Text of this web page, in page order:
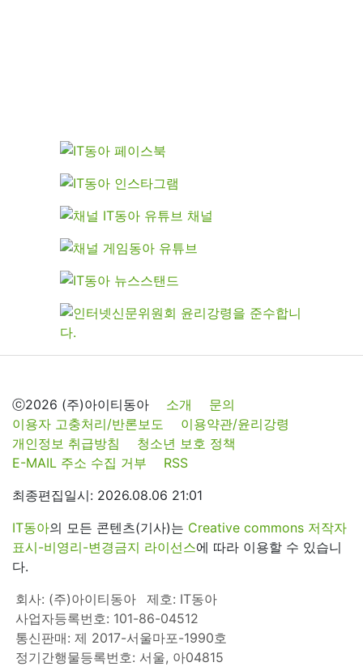
ⓒ2026 (주)아이티동아 소개
문의
이용자 고충처리/반론보도
이용약관/윤리강령
개인정보 취급방침
청소년 보호 정책
E-MAIL 주소 수집 거부
RSS
최종편집일시: 2026.08.06 21:01
IT동아의 모든 콘텐츠(기사)는 Creative commons 저작자
표시-비영리-변경금지 라이선스에 따라 이용할 수 있습니
다.
회사: (주)아이티동아
제호: IT동아
사업자등록번호: 101-86-04512
통신판매: 제 2017-서울마포-1990호
정기간행물등록번호: 서울, 아04815